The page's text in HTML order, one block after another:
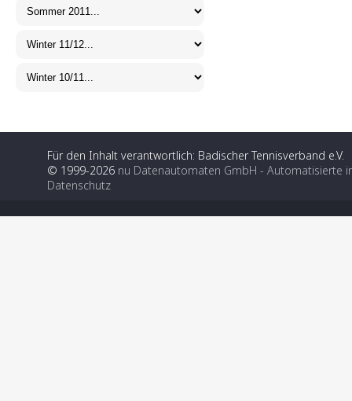
Für den Inhalt verantwortlich: Badischer Tennisverband e.V.
© 1999-2026 nu Datenautomaten GmbH - Automatisierte
Datenschutz